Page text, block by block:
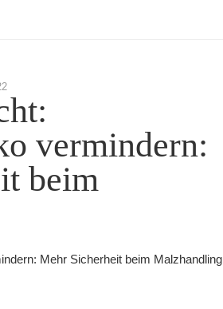
vermindern:
beim
Mehr Sicherheit beim Malzhandling